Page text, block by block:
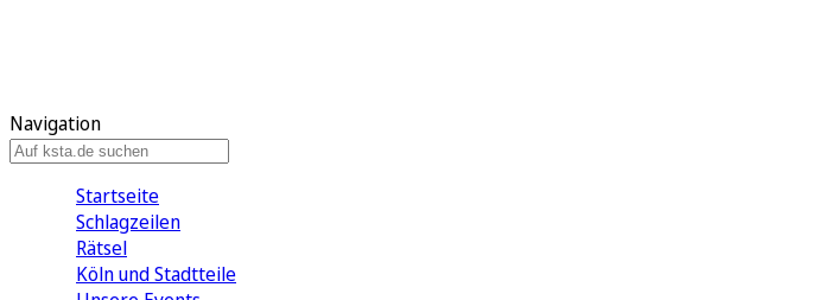
Navigation
Startseite
Schlagzeilen
Rätsel
Köln und Stadtteile